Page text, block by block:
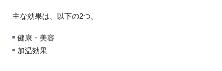
主な効果は、以下の2つ。
健康・美容
加温効果